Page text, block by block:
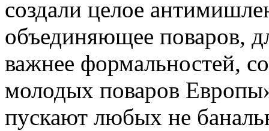
создали целое
объединяющее поваров,
важнее формальностей,
молодых поваров
пускают любых не